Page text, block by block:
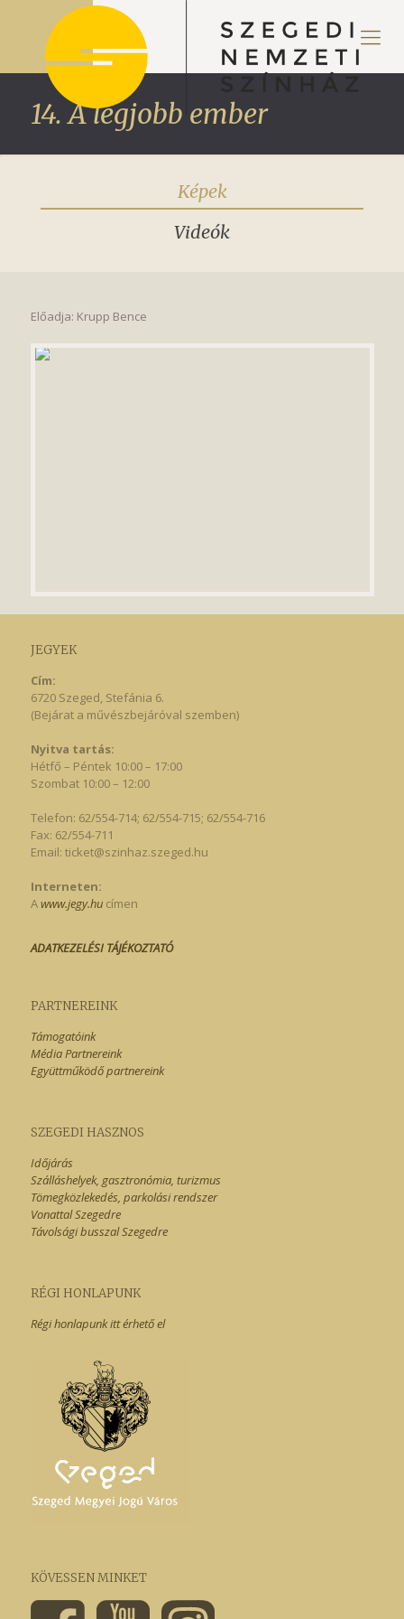
14. A legjobb ember
Képek
Videók
Előadja: Krupp Bence
JEGYEK
Cím:
6720 Szeged, Stefánia 6.
(Bejárat a művészbejáróval szemben)
Nyitva tartás:
Hétfő – Péntek 10:00 – 17:00
Szombat 10:00 – 12:00
Telefon: 62/554-714; 62/554-715; 62/554-716
Fax: 62/554-711
Email: ticket@szinhaz.szeged.hu
Interneten:
Awww.jegy.hucímen
ADATKEZELÉSI TÁJÉKOZTATÓ
PARTNEREINK
Támogatóink
Média Partnereink
Együttműködő partnereink
SZEGEDI HASZNOS
Időjárás
Szálláshelyek, gasztronómia, turizmus
Tömegközlekedés, parkolási rendszer
Vonattal Szegedre
Távolsági busszal Szegedre
RÉGI HONLAPUNK
Régi honlapunk itt érhető el
KÖVESSEN MINKET